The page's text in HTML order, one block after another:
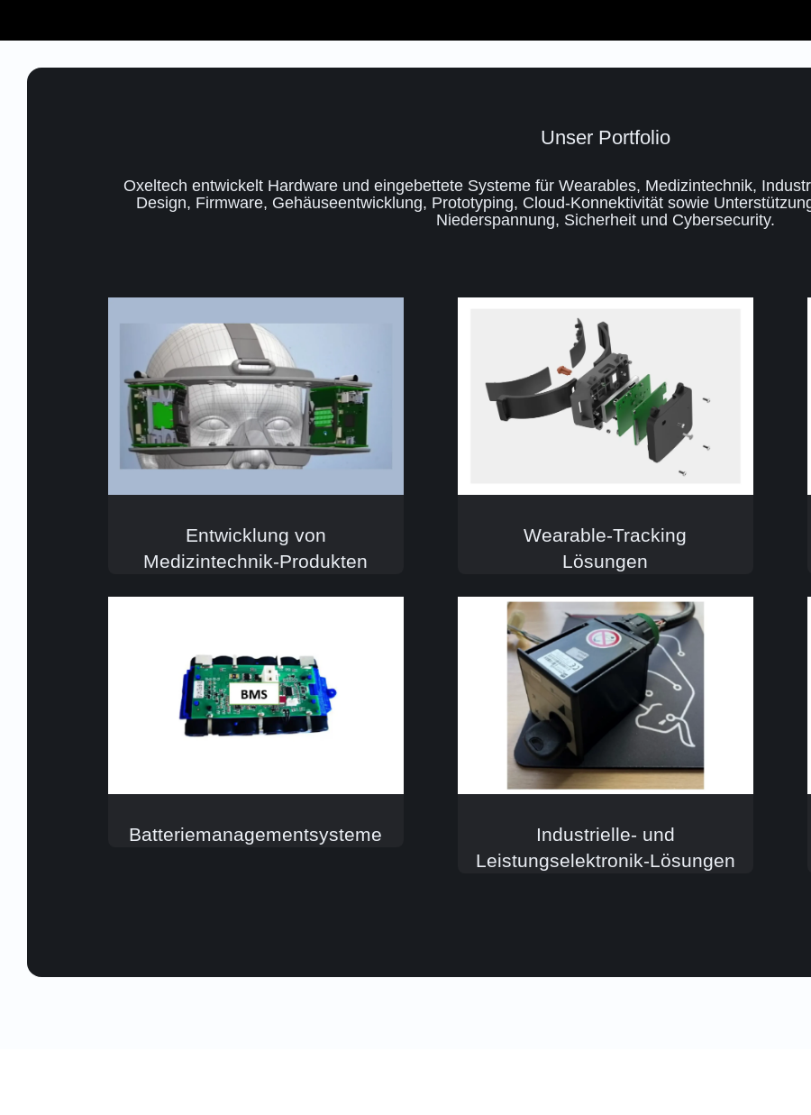
Unser Portfolio
Oxeltech entwickelt Hardware und eingebettete Systeme für Wearables, Medizintechnik,
Design, Firmware, Gehäuseentwicklung, Prototyping, Cloud-Konnektivität sowie
Niederspannung, Sicherheit und Cybersecurity.
Entwicklung von
Medizintechnik-Produkten
Batteriemanagementsysteme
Wearable-Tracking
Lösungen
Industrielle- und
Leistungselektronik-Lösungen